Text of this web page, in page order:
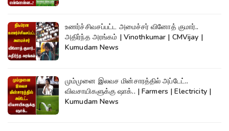
உணர்ச்சிவசப்பட்ட அமைச்சர் வினோத் குமார்..
அதிர்ந்த அரங்கம் | Vinothkumar | CMVijay |
Kumudam News
மும்முனை இலவச மின்சாரத்தில் அப்டேட்..
விவசாயிகளுக்கு ஷாக்.. | Farmers | Electricity |
Kumudam News